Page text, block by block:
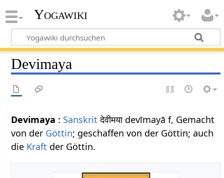
Yogawiki
Devimaya
Devimaya : Sanskrit देवीमया devīmayā f, Gemacht
von der Göttin; geschaffen von der Göttin; auch
die Kraft der Göttin.